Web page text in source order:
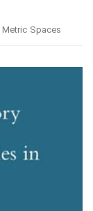
Spaces